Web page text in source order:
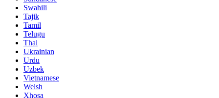
Swahili
Tajik
Tamil
Telugu
Thai
Ukrainian
Urdu
Uzbek
Vietnamese
Welsh
Xhosa